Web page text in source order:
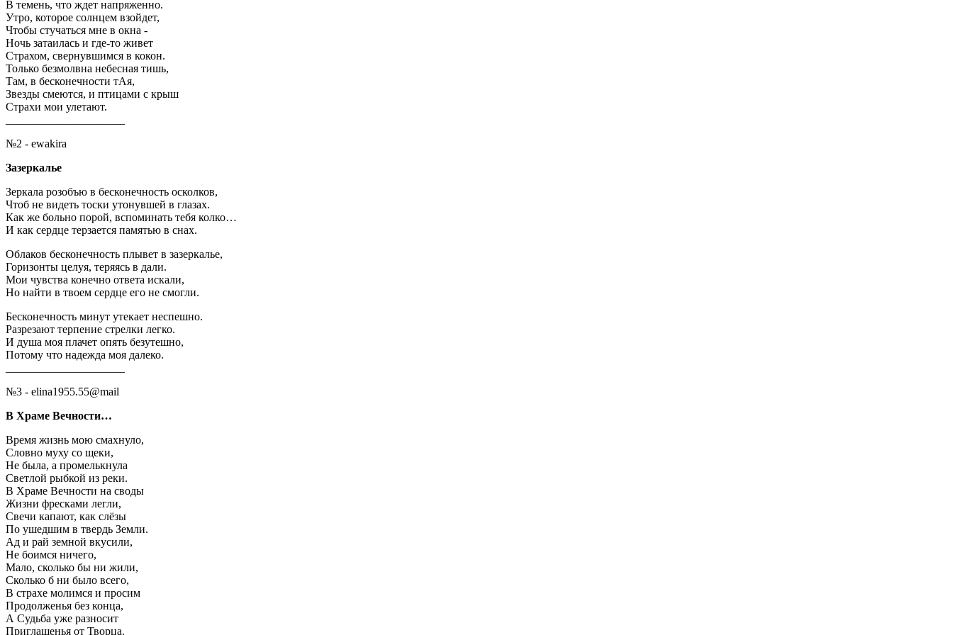
В темень, что ждет напряженно.
Утро, которое солнцем взойдет,
Чтобы стучаться мне в окна -
Ночь затаилась и где-то живет
Страхом, свернувшимся в кокон.
Только безмолвна небесная тишь,
Там, в бесконечности тАя,
Звезды смеются, и птицами с крыш
Страхи мои улетают.
№2 - ewakira
Зазеркалье
Зеркала розобъю в бесконечность осколков,
Чтоб не видеть тоски утонувшей в глазах.
Как же больно порой, вспоминать тебя колко…
И как сердце терзается памятью в снах.
Облаков бесконечность плывет в зазеркалье,
Горизонты целуя, теряясь в дали.
Мои чувства конечно ответа искали,
Но найти в твоем сердце его не смогли.
Бесконечность минут утекает неспешно.
Разрезают терпение стрелки легко.
И душа моя плачет опять безутешно,
Потому что надежда моя далеко.
№3 - elina1955.55@mail
В Храме Вечности…
Время жизнь мою смахнуло,
Словно муху со щеки,
Не была, а промелькнула
Светлой рыбкой из реки.
В Храме Вечности на своды
Жизни фресками легли,
Свечи капают, как слёзы
По ушедшим в твердь Земли.
Ад и рай земной вкусили,
Не боимся ничего,
Мало, сколько бы ни жили,
Сколько б ни было всего,
В страхе молимся и просим
Продолженья без конца,
А Судьба уже разносит
Приглашенья от Творца.